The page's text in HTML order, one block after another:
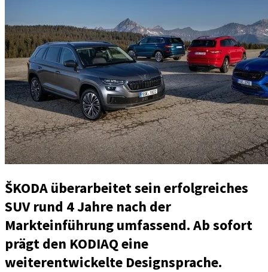
ŠKODA überarbeitet sein erfolgreiches
SUV rund 4 Jahre nach der
Markteinführung umfassend. Ab sofort
prägt den KODIAQ eine
weiterentwickelte Designsprache.